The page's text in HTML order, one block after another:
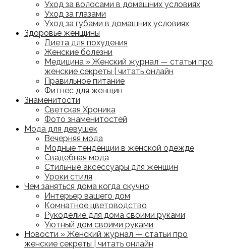
Уход за волосами в домашних условиях
Уход за глазами
Уход за губами в домашних условиях
Здоровье женщины
Диета для похудения
Женские болезни
Медицина » Женский журнал — статьи про
женские секреты | читать онлайн
Правильное питание
Фитнес для женщин
Знаменитости
Светская Хроника
Фото знаменитостей
Мода для девушек
Вечерняя мода
Модные тенденции в женской одежде
Свадебная мода
Стильные аксессуары для женщин
Уроки стиля
Чем заняться дома когда скучно
Интерьер вашего дом
Комнатное цветоводство
Рукоделие для дома своими руками
Уютный дом своими руками
Новости » Женский журнал — статьи про
женские секреты | читать онлайн